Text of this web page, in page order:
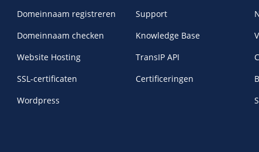
Domeinnaam registreren
Domeinnaam checken
Website Hosting
SSL-certificaten
Wordpress
Support
Knowledge Base
TransIP API
Certificeringen